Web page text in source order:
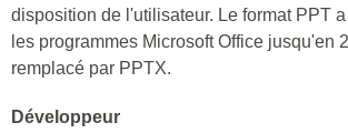
disposition de l'utilisateur. Le format PPT
les programmes Microsoft Office jusqu'en
remplacé par PPTX.
Développeur